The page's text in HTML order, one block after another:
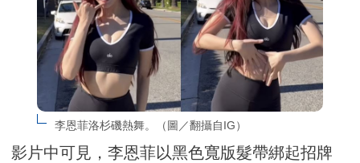
李恩菲洛杉磯熱舞。（圖／翻攝自IG）
影片中可見，李恩菲以黑色寬版髮帶綁起招牌